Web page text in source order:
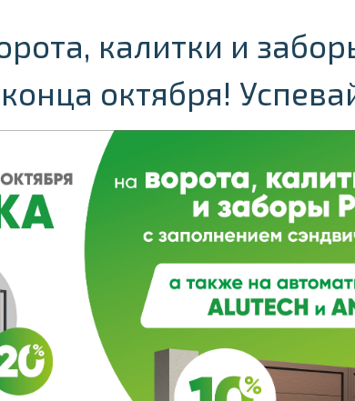
калитки и
октября!